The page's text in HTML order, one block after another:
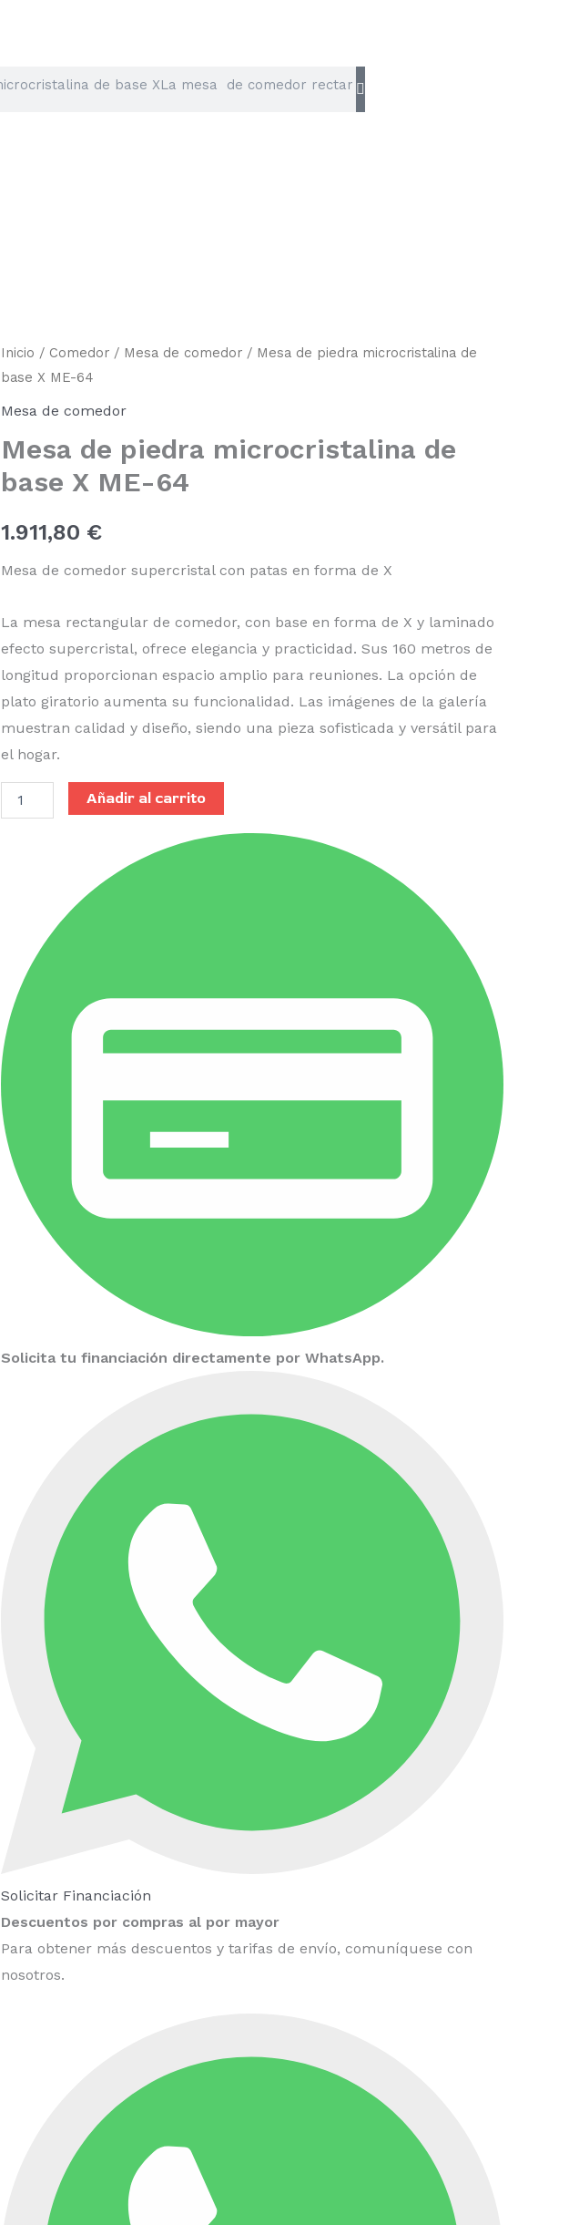
Inicio / Comedor / Mesa de comedor / Mesa de piedra microcristalina de
base X ME-64
Mesa de comedor
Mesa de piedra microcristalina de
base X ME-64
1.911,80 €
Mesa de comedor supercristal con patas en forma de X
La mesa rectangular de comedor, con base en forma de X y laminado
efecto supercristal, ofrece elegancia y practicidad. Sus 160 metros de
longitud proporcionan espacio amplio para reuniones. La opción de
plato giratorio aumenta su funcionalidad. Las imágenes de la galería
muestran calidad y diseño, siendo una pieza sofisticada y versátil para
el hogar.
Mesa
piedra
microcristalina
base
X
ME-
64
Añadir al carrito
Solicita tu financiación directamente por WhatsApp.
Solicitar Financiación
Descuentos por compras al por mayor
Para obtener más descuentos y tarifas de envío, comuníquese con
nosotros.